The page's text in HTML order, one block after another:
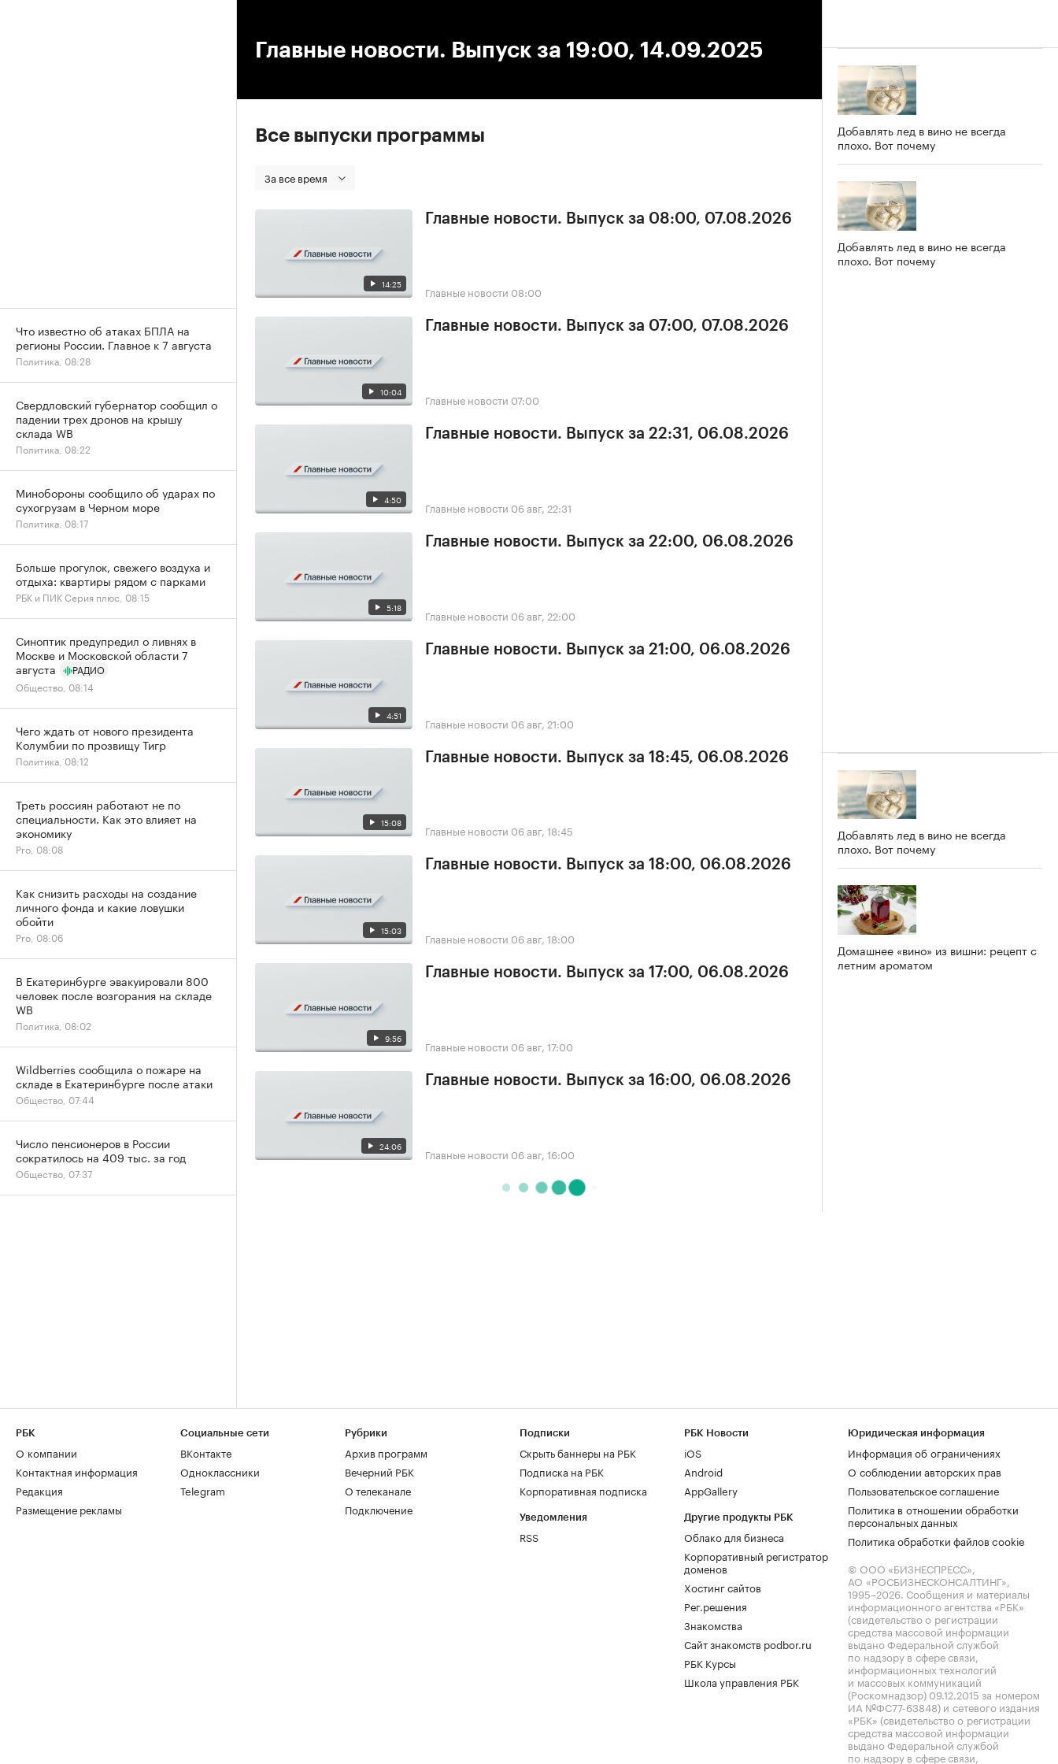
Главные новости. Выпуск за 19:00, 14.09.2025
Все выпуски программы
За все время
14:25
Главные новости. Выпуск за 08:00, 07.08.2026
Главные новости 08:00
10:04
Главные новости. Выпуск за 07:00, 07.08.2026
Главные новости 07:00
4:50
Главные новости. Выпуск за 22:31, 06.08.2026
Главные новости 06 авг, 22:31
5:18
Главные новости. Выпуск за 22:00, 06.08.2026
Главные новости 06 авг, 22:00
4:51
Главные новости. Выпуск за 21:00, 06.08.2026
Главные новости 06 авг, 21:00
15:08
Главные новости. Выпуск за 18:45, 06.08.2026
Главные новости 06 авг, 18:45
15:03
Главные новости. Выпуск за 18:00, 06.08.2026
Главные новости 06 авг, 18:00
9:56
Главные новости. Выпуск за 17:00, 06.08.2026
Главные новости 06 авг, 17:00
24:06
Главные новости. Выпуск за 16:00, 06.08.2026
Главные новости 06 авг, 16:00
Добавлять лед в вино не всегда
плохо. Вот почему
Добавлять лед в вино не всегда
плохо. Вот почему
Добавлять лед в вино не всегда
плохо. Вот почему
Домашнее «вино» из вишни: рецепт с
летним ароматом
Что известно об атаках БПЛА на
регионы России. Главное к 7 августа
Политика, 08:28
Свердловский губернатор сообщил о
падении трех дронов на крышу
склада WB
Политика, 08:22
Минобороны сообщило об ударах по
сухогрузам в Черном море
Политика, 08:17
Больше прогулок, свежего воздуха и
отдыха: квартиры рядом с парками
РБК и ПИК Серия плюс, 08:15
Синоптик предупредил о ливнях в
Москве и Московской области 7
августа
РАДИО
Общество, 08:14
Чего ждать от нового президента
Колумбии по прозвищу Тигр
Политика, 08:12
Треть россиян работают не по
специальности. Как это влияет на
экономику
Pro, 08:08
Как снизить расходы на создание
личного фонда и какие ловушки
обойти
Pro, 08:06
В Екатеринбурге эвакуировали 800
человек после возгорания на складе
WB
Политика, 08:02
Wildberries сообщила о пожаре на
складе в Екатеринбурге после атаки
Общество, 07:44
Число пенсионеров в России
сократилось на 409 тыс. за год
Общество, 07:37
РБК
О компании
Контактная информация
Редакция
Размещение рекламы
Социальные сети
ВКонтакте
Одноклассники
Telegram
Рубрики
Архив программ
Вечерний РБК
О телеканале
Подключение
Подписки
Скрыть баннеры на РБК
Подписка на РБК
Корпоративная подписка
Уведомления
RSS
РБК Новости
iOS
Android
AppGallery
Другие продукты РБК
Облако для бизнеса
Корпоративный регистратор
доменов
Хостинг сайтов
Рег.решения
Знакомства
Сайт знакомств podbor.ru
РБК Курсы
Школа управления РБК
Юридическая информация
Информация об ограничениях
О соблюдении авторских прав
Пользовательское соглашение
Политика в отношении обработки
персональных данных
Политика обработки файлов cookie
© ООО «БИЗНЕСПРЕСС»,
АО «РОСБИЗНЕСКОНСАЛТИНГ»,
1995–2026. Сообщения и материалы
информационного агентства «РБК»
(свидетельство о регистрации
средства массовой информации
выдано Федеральной службой
по надзору в сфере связи,
информационных технологий
и массовых коммуникаций
(Роскомнадзор) 09.12.2015 за номером
ИА №ФС77-63848) и сетевого издания
«РБК» (свидетельство о регистрации
средства массовой информации
выдано Федеральной службой
по надзору в сфере связи,